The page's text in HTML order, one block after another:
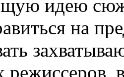
идею
на
режиссеров,